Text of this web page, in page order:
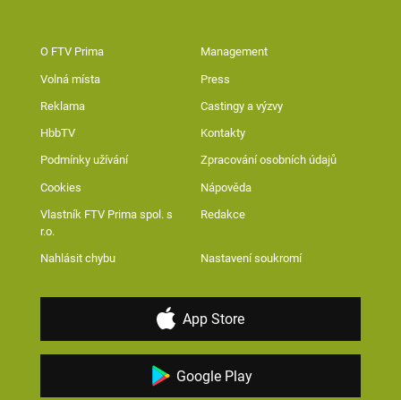
O FTV Prima Management
Volná místa Press
Reklama Castingy a výzvy
HbbTV Kontakty
Podmínky užívání Zpracování osobních údajů
Cookies Nápověda
Vlastník FTV Prima spol. s
r.o.
Redakce
Nahlásit chybu Nastavení soukromí
App Store
Google Play